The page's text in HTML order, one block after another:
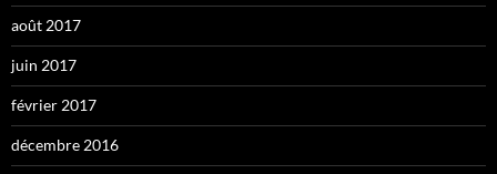
août 2017
juin 2017
février 2017
décembre 2016